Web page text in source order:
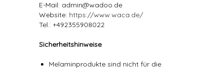
E-Mail: admin@wadoo.de
Website: https://www.waca.de/
Tel.: +492355908022
Sicherheitshinweise
Melaminprodukte sind nicht für die